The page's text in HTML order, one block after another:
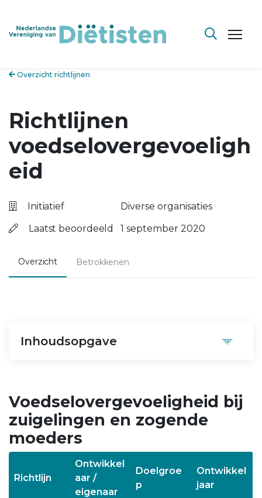
Overzicht richtlijnen
Richtlijnen
voedselovergevoeligh
eid
Initiatief
Laatst beoordeeld
Diverse organisaties
1 september 2020
Overzicht Betrokkenen
Voedselovergevoeligheid bij
zuigelingen en zogende
moeders
Richtlijn
Ontwikkel
aar /
eigenaar
Doelgroe
p
Ontwikkel
jaar
Inhoudsopgave